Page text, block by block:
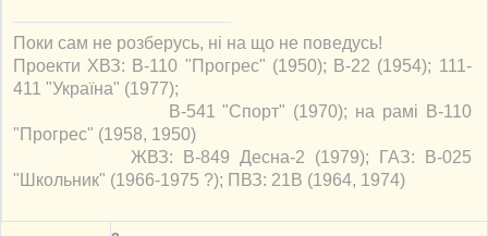
Поки сам не розберусь, ні на що не поведусь!
Проекти ХВЗ: В-110 "Прогрес" (1950); В-22 (1954); 111-
411 "Україна" (1977);
В-541 "Спорт" (1970); на рамі В-110
"Прогрес" (1958, 1950)
ЖВЗ: В-849 Десна-2 (1979); ГАЗ: В-025
"Школьник" (1966-1975 ?); ПВЗ: 21В (1964, 1974)